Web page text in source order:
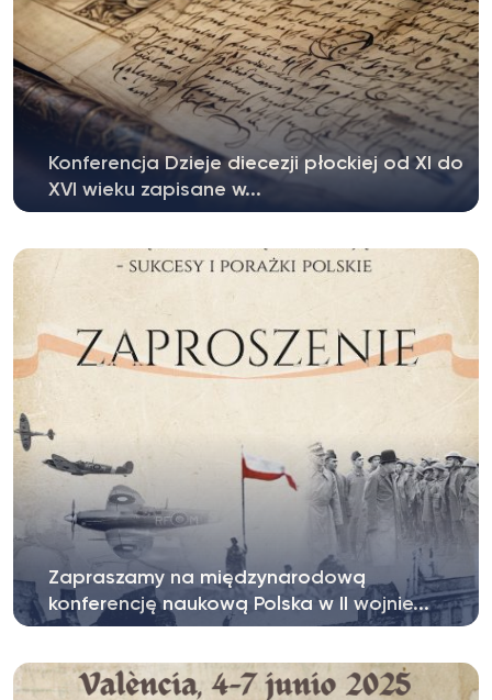
Konferencja Dzieje diecezji płockiej od XI do
XVI wieku zapisane w...
diecezji płockiej od XI do XVI wieku...
Zapraszamy na międzynarodową
konferencję naukową Polska w II wojnie...
międzynarodową konferencję naukową...